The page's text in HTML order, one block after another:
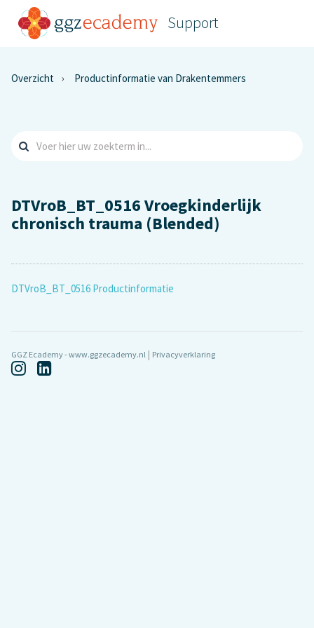
Support
Overzicht Productinformatie van Drakentemmers
DTVroB_BT_0516 Vroegkinderlijk
chronisch trauma (Blended)
DTVroB_BT_0516 Productinformatie
GGZ Ecademy - www.ggzecademy.nl | Privacyverklaring